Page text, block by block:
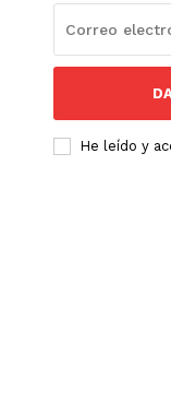
He leído y